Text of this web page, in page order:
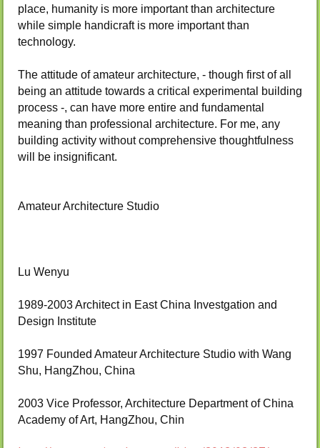
place, humanity is more important than architecture
while simple handicraft is more important than
technology.
The attitude of amateur architecture, - though first of all
being an attitude towards a critical experimental building
process -, can have more entire and fundamental
meaning than professional architecture. For me, any
building activity without comprehensive thoughtfulness
will be insignificant.
Amateur Architecture Studio
Lu Wenyu
1989-2003 Architect in East China Investgation and
Design Institute
1997 Founded Amateur Architecture Studio with Wang
Shu, HangZhou, China
2003 Vice Professor, Architecture Department of China
Academy of Art, HangZhou, Chin